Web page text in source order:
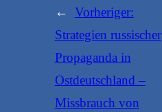
←
Vorheriger:
Strategien russischer
Propaganda in
Ostdeutschland –
Missbrauch von